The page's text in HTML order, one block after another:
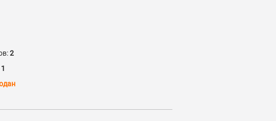
2
1